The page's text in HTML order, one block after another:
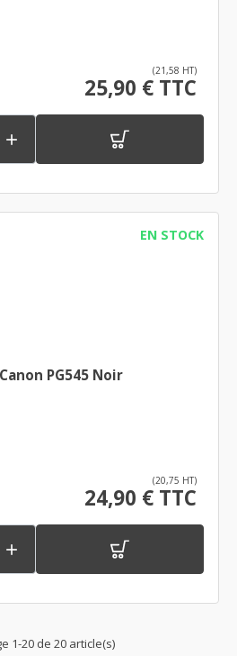
(21,58 HT)
25,90 € TTC

EN STOCK
PG545 Noir
(20,75 HT)
24,90 € TTC

1-20 de 20 article(s)